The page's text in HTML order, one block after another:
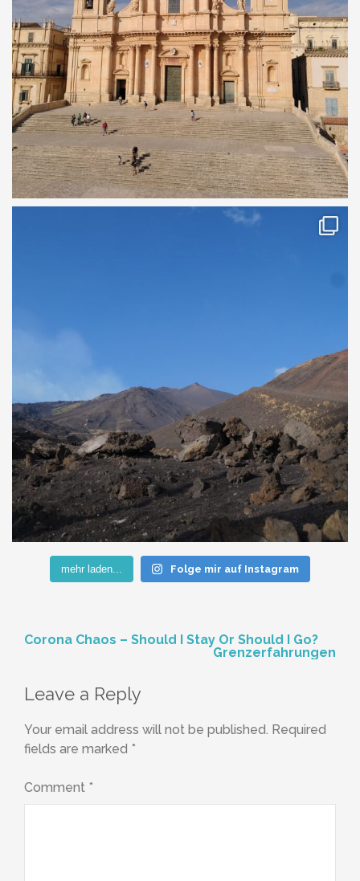
mehr laden... Folge mir auf Instagram
Post
Corona Chaos – Should I Stay Or Should I Go?
Grenzerfahrungen
Leave a Reply
Your email address will not be published. Required
fields are marked *
Comment *